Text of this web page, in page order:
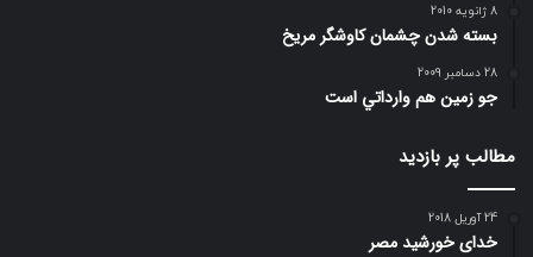
8 ژانویه 2010
بسته شدن چشمان کاوشگر مريخ
28 دسامبر 2009
جو زمين هم وارداتي است
مطالب پر بازدید
24 آوریل 2018
خدای خورشید مصر